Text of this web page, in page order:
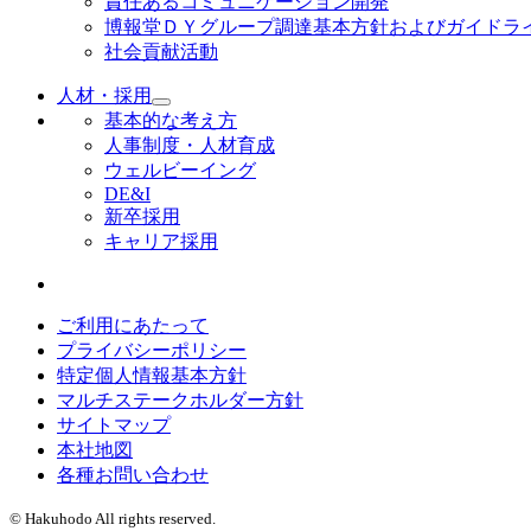
博報堂ＤＹグループ調達基本方針およびガイドラ
社会貢献活動
人材・採用
基本的な考え方
人事制度・人材育成
ウェルビーイング
DE&I
新卒採用
キャリア採用
ご利用にあたって
プライバシーポリシー
特定個人情報基本方針
マルチステークホルダー方針
サイトマップ
本社地図
各種お問い合わせ
© Hakuhodo All rights reserved.